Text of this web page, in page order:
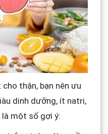
thận, bạn nên ưu
dinh dưỡng, ít natri,
là một số gợi ý: